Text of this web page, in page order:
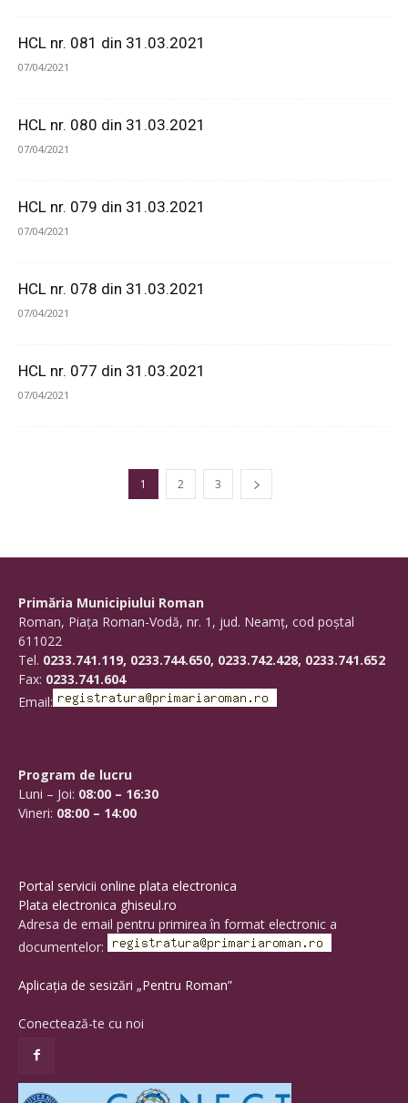
HCL nr. 081 din 31.03.2021
07/04/2021
HCL nr. 080 din 31.03.2021
07/04/2021
HCL nr. 079 din 31.03.2021
07/04/2021
HCL nr. 078 din 31.03.2021
07/04/2021
HCL nr. 077 din 31.03.2021
07/04/2021
1 2 3
Primăria Municipiului Roman
Roman, Piaţa Roman-Vodă, nr. 1, jud. Neamţ, cod poştal
611022
Tel. 0233.741.119, 0233.744.650, 0233.742.428, 0233.741.652
Fax: 0233.741.604
Email:
Program de lucru
Luni – Joi: 08:00 – 16:30
Vineri: 08:00 – 14:00
Portal servicii online plata electronica
Plata electronica ghiseul.ro
Adresa de email pentru primirea în format electronic a
documentelor:
Aplicația de sesizări „Pentru Roman”
Conectează-te cu noi